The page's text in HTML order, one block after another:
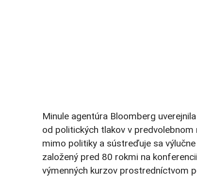
Minule agentúra Bloomberg
od politických tlakov v
mimo politiky a sústreďuje sa
založený pred 80 rokmi na
výmenných kurzov prostredníctvom